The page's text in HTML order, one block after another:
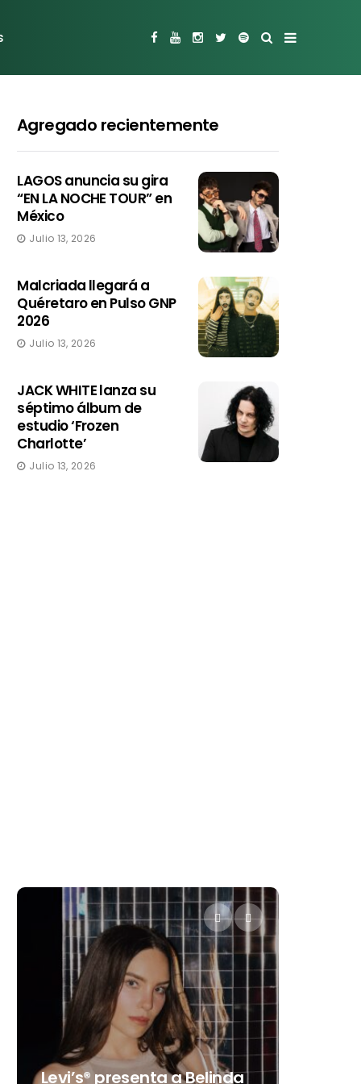
Agregado recientemente
LAGOS anuncia su gira
“EN LA NOCHE TOUR” en
México
Julio 13, 2026
Malcriada llegará a
Quéretaro en Pulso GNP
2026
Julio 13, 2026
JACK WHITE lanza su
séptimo álbum de
estudio ‘Frozen
Charlotte’
Julio 13, 2026
Destino Dos Equis 2026: La
gran celebración sonora